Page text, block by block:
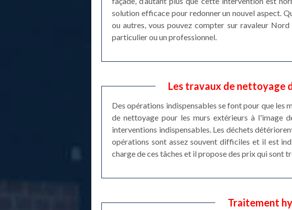
solution efficace pour redonner un nouvel aspect.
ou autres, vous pouvez compter sur ravaleur
particulier ou un professionnel.
Les travaux de nettoyage
Des opérations indispensables se font pour que les
de nettoyage pour les murs extérieurs à l'image
interventions indispensables. Les déchets
opérations sont assez souvent difficiles et il est
charge de ces tâches et il propose des prix qui sont
Traitement